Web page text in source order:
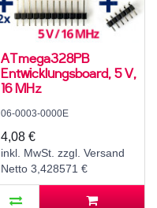
ATmega328PB
Entwicklungsboard, 5 V,
16 MHz
06-0003-0000E
4,08 €
inkl. MwSt. zzgl. Versand
Netto 3,428571 €